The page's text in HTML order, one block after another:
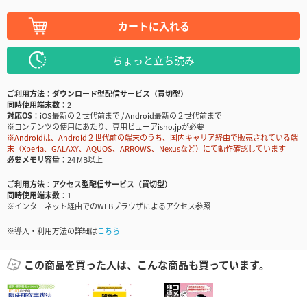
カートに入れる
ちょっと立ち読み
ご利用方法
ダウンロード型配信サービス（買切型）
同時使用端末数
2
対応OS
iOS最新の２世代前まで / Android最新の２世代前まで
※コンテンツの使用にあたり、専用ビューアisho.jpが必要
※Androidは、Android２世代前の端末のうち、国内キャリア経由で販売されている端
末（Xperia、GALAXY、AQUOS、ARROWS、Nexusなど）にて動作確認しています
必要メモリ容量
24 MB以上
ご利用方法
アクセス型配信サービス（買切型）
同時使用端末数
1
※インターネット経由でのWEBブラウザによるアクセス参照
※導入・利用方法の詳細はこちら
この商品を買った人は、こんな商品も買っています。